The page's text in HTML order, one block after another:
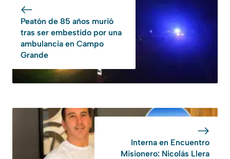
Peatón de 85 años murió
tras ser embestido por una
ambulancia en Campo
Grande
Interna en Encuentro
Misionero: Nicolás Llera